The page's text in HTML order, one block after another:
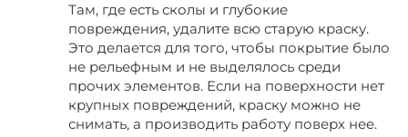
Там, где есть сколы и глубокие
повреждения, удалите всю старую краску.
Это делается для того, чтобы покрытие было
не рельефным и не выделялось среди
прочих элементов. Если на поверхности нет
крупных повреждений, краску можно не
снимать, а производить работу поверх нее.